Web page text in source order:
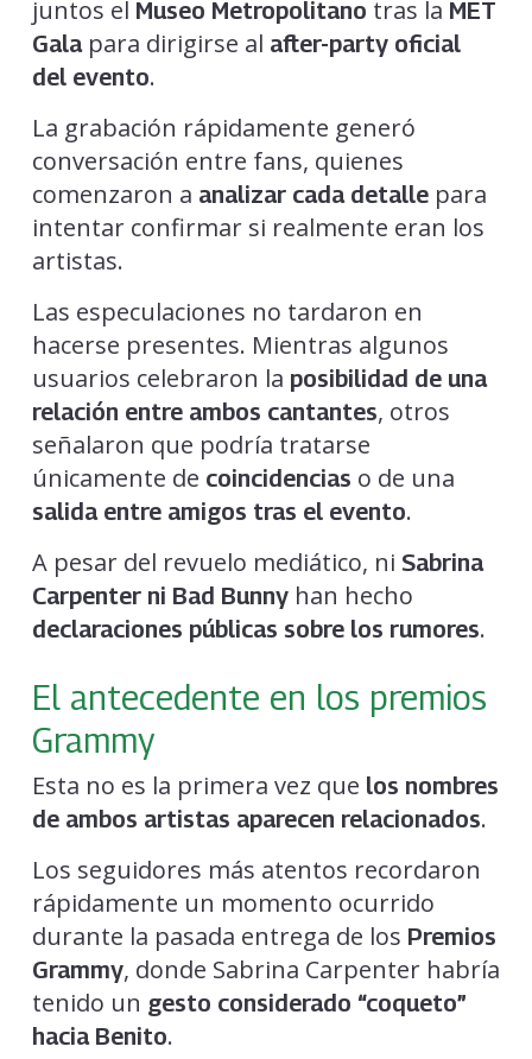
juntos el Museo Metropolitano tras la MET
Galapara dirigirse al after-party oficial
del evento.
La grabación rápidamente generó
conversación entre fans, quienes
comenzaron a analizar cada detallepara
intentar confirmar si realmente eran los
artistas.
Las especulaciones no tardaron en
hacerse presentes. Mientras algunos
usuarios celebraron la posibilidad de una
relación entre ambos cantantes, otros
señalaron que podría tratarse
únicamente de coincidencias o de una
salida entre amigos tras el evento.
A pesar del revuelo mediático, ni Sabrina
Carpenter ni Bad Bunnyhan hecho
declaraciones públicas sobre los rumores.
El antecedente en los premios
Grammy
Esta no es la primera vez que los nombres
de ambos artistas aparecen relacionados.
Los seguidores más atentos recordaron
rápidamente un momento ocurrido
durante la pasada entrega de los Premios
Grammy, donde Sabrina Carpenter habría
tenido un gesto considerado “coqueto”
hacia Benito.